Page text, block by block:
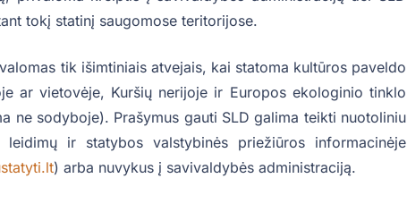
tokį statinį saugomose teritorijose.
tik išimtiniais atvejais, kai statoma kultūros paveldo
ar vietovėje, Kuršių nerijoje ir Europos ekologinio tinklo
ne sodyboje). Prašymus gauti SLD galima teikti nuotoliniu
ir statybos valstybinės priežiūros informacinėje
) arba nuvykus į savivaldybės administraciją.